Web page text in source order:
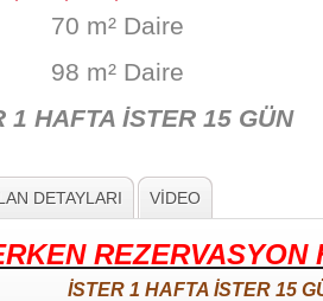
70 m² Daire
98 m² Daire
İSTER 15 GÜN
DETAYLARI VİDEO
REZERVASYON
İSTER 1 HAFTA İSTER 15